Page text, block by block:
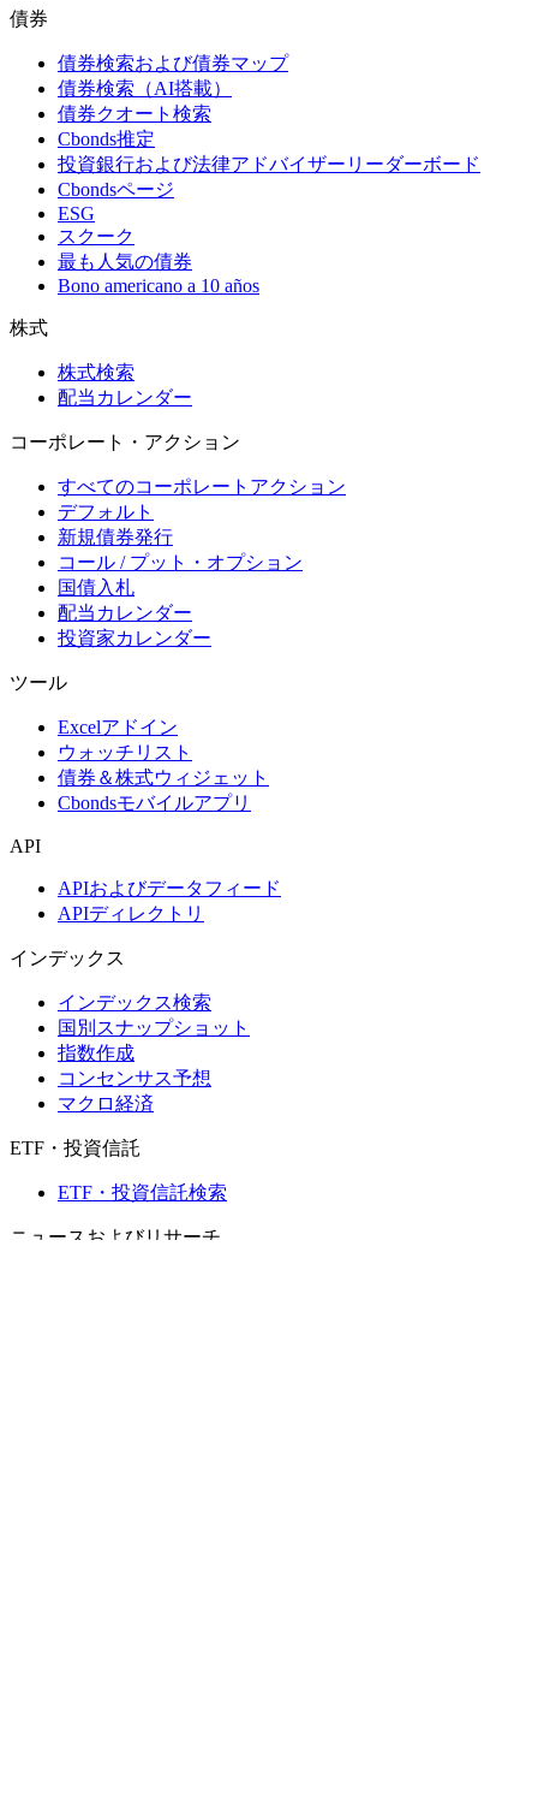
債券
債券検索および債券マップ
債券検索（AI搭載）
債券クオート検索
Cbonds推定
投資銀行および法律アドバイザーリーダーボード
Cbondsページ
ESG
スクーク
最も人気の債券
Bono americano a 10 años
株式
株式検索
配当カレンダー
コーポレート・アクション
すべてのコーポレートアクション
デフォルト
新規債券発行
コール / プット・オプション
国債入札
配当カレンダー
投資家カレンダー
ツール
Excelアドイン
ウォッチリスト
債券＆株式ウィジェット
Cbondsモバイルアプリ
API
APIおよびデータフィード
APIディレクトリ
インデックス
インデックス検索
国別スナップショット
指数作成
コンセンサス予想
マクロ経済
ETF・投資信託
ETF・投資信託検索
ニュースおよびリサーチ